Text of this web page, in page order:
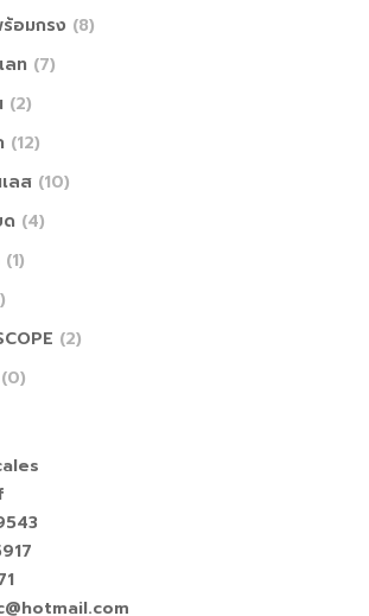
อมกรง (8)
ลท (7)
(2)
(12)
ลส (10)
ด (4)
(1)
(2)
(0)